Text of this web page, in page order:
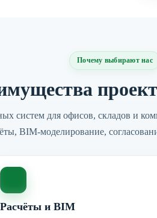
Почему выбирают нас
систем для офисов, складов
BIM-моделирование,
Расчёты и BIM